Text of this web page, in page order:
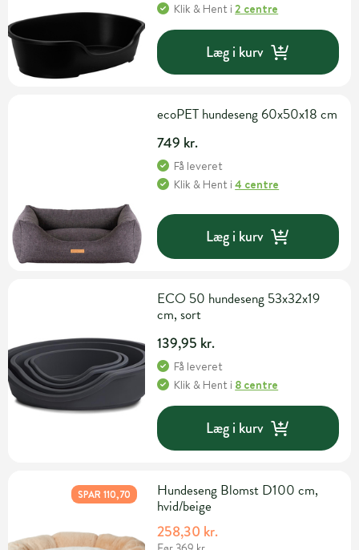
Klik & Hent i2 centre
Læg i kurv
ecoPET hundeseng 60x50x18 cm
749 kr.
Få leveret
Klik & Hent i4 centre
Læg i kurv
ECO 50 hundeseng 53x32x19
cm, sort
139,95 kr.
Få leveret
Klik & Hent i 8 centre
Læg i kurv
SPAR 110,70
Hundeseng Blomst D100 cm,
hvid/beige
258,30 kr.